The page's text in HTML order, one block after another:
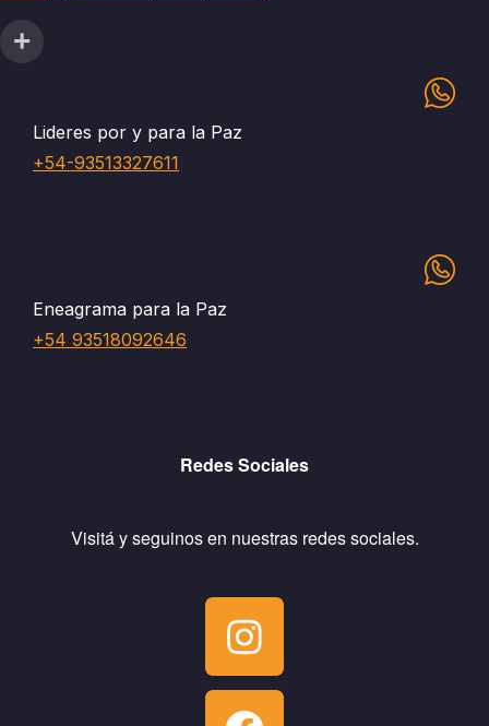
Lideres por y para la Paz
+54-93513327611
Eneagrama para la Paz
+54 93518092646
Redes Sociales
Visitá y seguinos en nuestras redes sociales.